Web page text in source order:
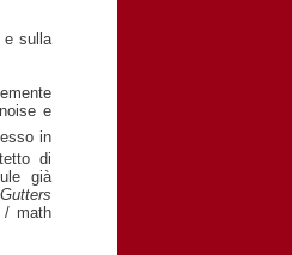
e sulla
e
in
di
già
/ math